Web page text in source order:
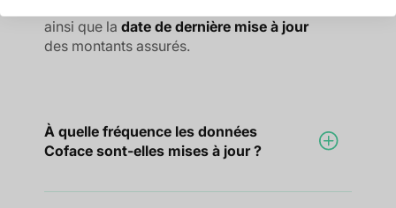
ainsi que la date de dernière mise à jour
des montants assurés.
À quelle fréquence les données
Coface sont-elles mises à jour ?